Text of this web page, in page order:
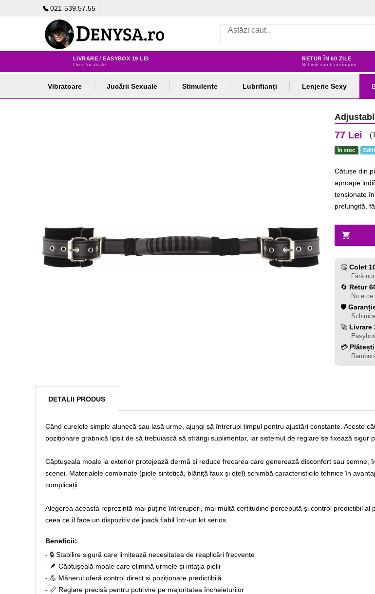
021-539.57.55
LIVRARE / EASYBOX 19 LEI
Orice localitate
RETUR ÎN 60 ZILE
Schimb sau banii înapoi
Vibratoare Jucării Sexuale Stimulente Lubrifianți Lenjerie Sexy
77 Lei
În stoc
Cătușe din
aproape
tensionate
prelungită,
🤐 Colet
Fără
🔄 Retur
Nu e
🛡️
🚀 Livrare
💳
DETALII PRODUS
Când curelele simple alunecă sau lasă urme, ajungi să întrerupi timpul pentru ajustări constante. Aceste
poziționare grabnică lipsit de să trebuiască să strângi suplimentar, iar sistemul de reglare se fixează sigur
Căptușeala moale la exterior protejează dermă și reduce frecarea care generează disconfort sau
scenei. Materialele combinate (piele sintetică, blăniță faux și oțel) schimbă caracteristicile tehnice în
complicații.
Alegerea aceasta reprezintă mai puține întreruperi, mai multă certitudine percepută și control predictibil
ceea ce îl face un dispozitiv de joacă fiabil într-un kit serios.
Beneficii:
- 🔒 Stabilire sigură care limitează necesitatea de reaplicări frecvente
- 🪶 Căptușeală moale care elimină urmele și iritația pielii
- 💪 Mânerul oferă control direct și poziționare predictibilă
- 📏 Reglare precisă pentru potrivire pe majoritatea încheieturilor